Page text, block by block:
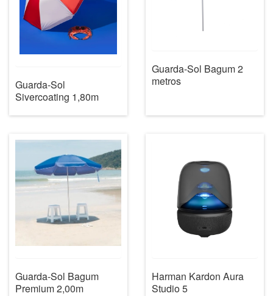
Guarda-Sol
Sivercoating 1,80m
Guarda-Sol Bagum 2
metros
Guarda-Sol Bagum
Premium 2,00m
Harman Kardon Aura
Studio 5